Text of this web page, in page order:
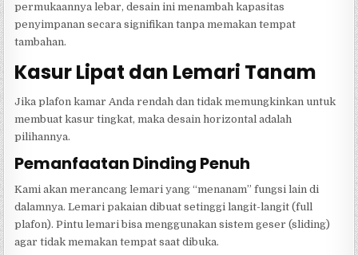
permukaannya lebar, desain ini menambah kapasitas
penyimpanan secara signifikan tanpa memakan tempat
tambahan.
Kasur Lipat dan Lemari Tanam
Jika plafon kamar Anda rendah dan tidak memungkinkan untuk
membuat kasur tingkat, maka desain horizontal adalah
pilihannya.
Pemanfaatan Dinding Penuh
Kami akan merancang lemari yang “menanam” fungsi lain di
dalamnya. Lemari pakaian dibuat setinggi langit-langit (full
plafon). Pintu lemari bisa menggunakan sistem geser (sliding)
agar tidak memakan tempat saat dibuka.